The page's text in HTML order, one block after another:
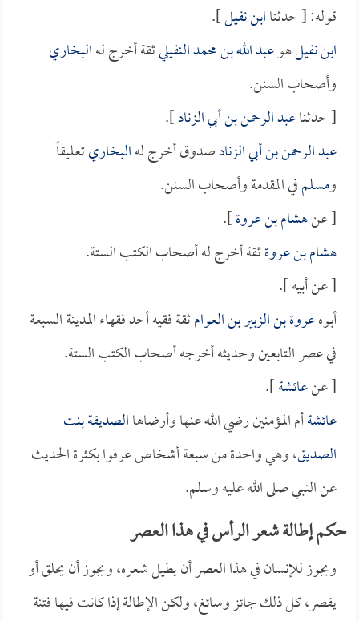
قوله: [ حدثناابن نفيل].
ابن نفيلهوعبد الله بن محمد النفيليثقة أخرج لهالبخاري
وأصحاب السنن.
[ حدثناعبد الرحمن بن أبي الزناد].
عبد الرحمن بن أبي الزنادصدوق أخرج لهالبخاريتعليقاً
ومسلمفي المقدمة وأصحاب السنن.
[ عنهشام بن عروة].
هشام بن عروةثقة أخرج له أصحاب الكتب الستة.
[ عن أبيه ].
أبوهعروة بن الزبير بن العوامثقة فقيه أحد فقهاء المدينة السبعة
في عصر التابعين وحديثه أخرجه أصحاب الكتب الستة.
[ عنعائشة].
عائشةأم المؤمنين رضي الله عنها وأرضاهاالصديقة بنت
الصديق، وهي واحدة من سبعة أشخاص عرفوا بكثرة الحديث
عن النبي صلى الله عليه وسلم.
حكم إطالة شعر الرأس في هذا العصر
ويجوز للإنسان في هذا العصر أن يطيل شعره، ويجوز أن يحلق أو
يقصر، كل ذلك جائز وسائغ، ولكن الإطالة إذا كانت فيها فتنة